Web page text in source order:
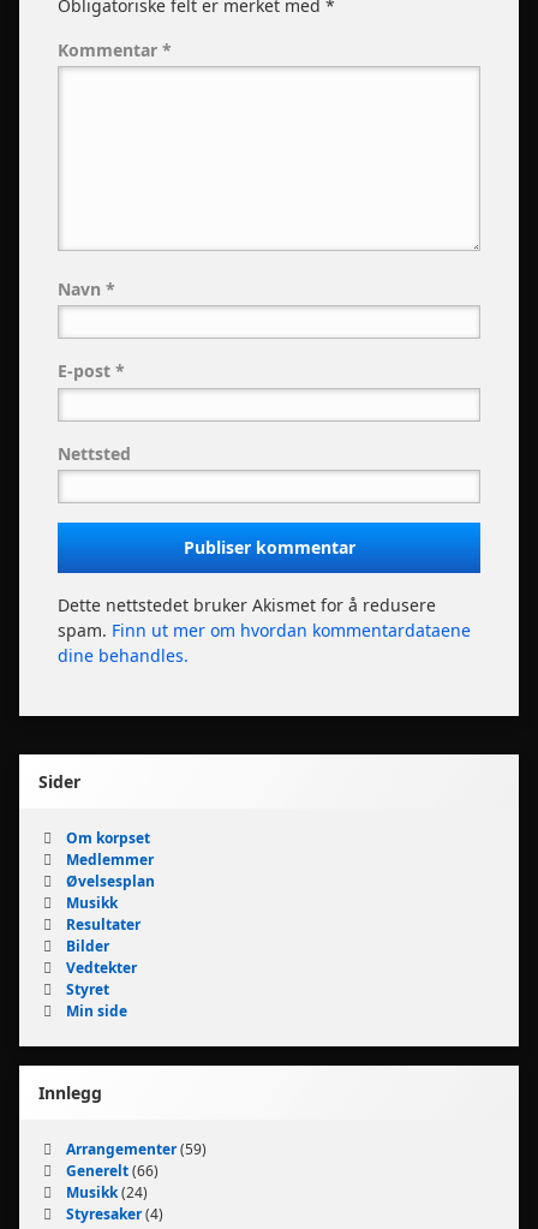
Obligatoriske felt er merket med *
Kommentar *
Navn *
E-post *
Nettsted
Dette nettstedet bruker Akismet for å redusere
spam. Finn ut mer om hvordan kommentardataene
dine behandles.
Sider
Om korpset
Medlemmer
Øvelsesplan
Musikk
Resultater
Bilder
Vedtekter
Styret
Min side
Innlegg
Arrangementer(59)
Generelt(66)
Musikk(24)
Styresaker(4)